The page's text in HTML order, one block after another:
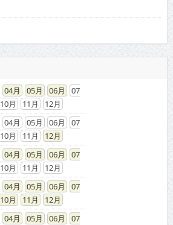
04 05 06
07
10 11
12
04 05 06
07
10 11
12
04 05 06
07
10 11
12
04 05 06
07
10 11
12
04 05 06
07